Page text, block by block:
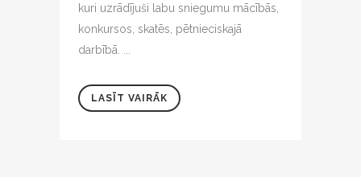
kuri uzrādījuši labu sniegumu mācībās,
konkursos, skatēs, pētnieciskajā
darbībā. ...
LASĪT VAIRĀK